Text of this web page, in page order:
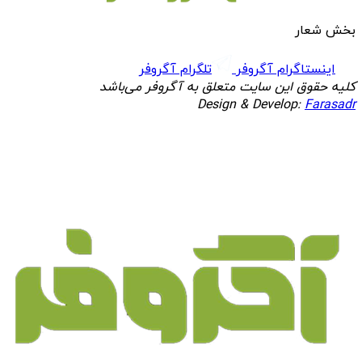
بخش شعار
اینستاگرام آگروفر
تلگرام آگروفر
کلیه حقوق این سایت متعلق به آگروفر می‌باشد
Design & Develop:Farasadr